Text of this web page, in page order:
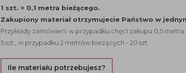
1 szt. = 0,1 metra bieżącego.
Zakupiony materiał otrzymujecie Państwo w
Przykłady zamówień: w przypadku chęci zakupu 0,5
5 szt., w przypadku 2 metrów bieżących - 20 szt.
Ile materiału potrzebujesz?